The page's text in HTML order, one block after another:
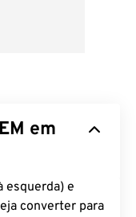
em
esquerda) e
converter para